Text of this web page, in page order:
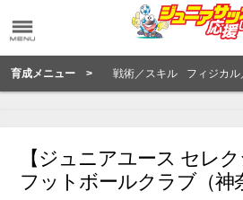
育成メニュー > 戦術／スキル フィジカ
【ジュニアユース セレ
フットボールクラブ（神